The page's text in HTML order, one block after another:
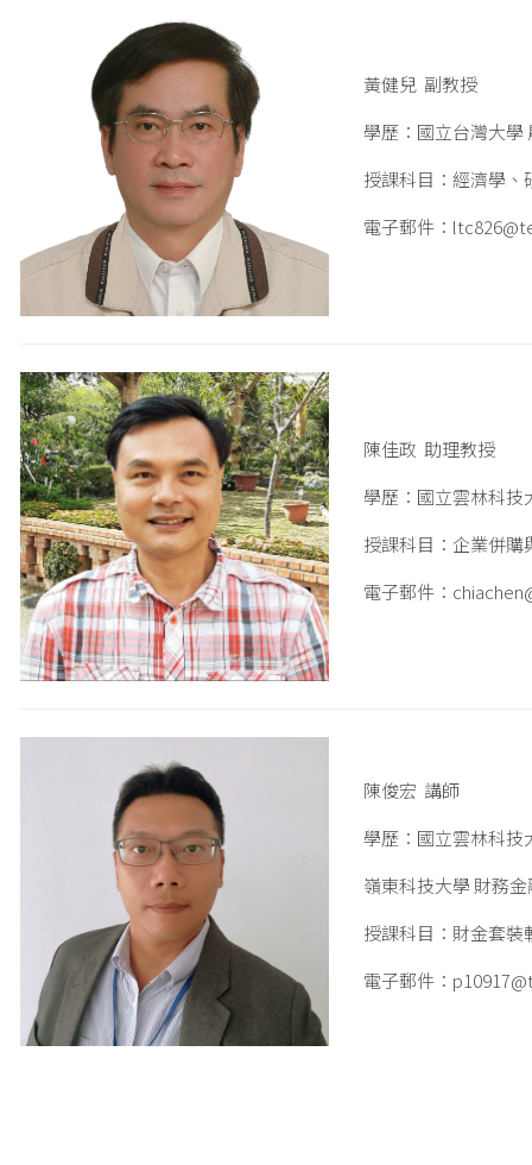
黃健兒 副教授
學歷：國立台灣大學
授課科目：經濟學
電子郵件：
陳佳政 助理教授
學歷：國立雲林科技
授課科目：企業併
電子郵件：
陳俊宏 講師
學歷：國立雲林科技
嶺東科技大學 財務
授課科目：財金套裝
電子郵件：